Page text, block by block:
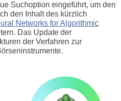
Suchoption eingeführt, um den
den Inhalt des kürzlich
Networks for Algorithmic
Das Update der
der Verfahren zur